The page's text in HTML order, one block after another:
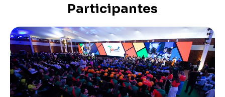
Participantes